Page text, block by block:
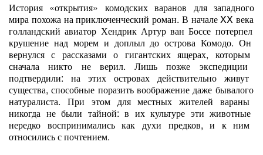
История «открытия» комодскихваранов длязападного
мира похожанаприключенческий роман. В началеXX века
голландский авиатор ХендрикАртурван Боссе потерпел
крушение надмореми доплылдо острова Комодо. Он
вернулся с рассказами о гигантскихящерах, которым
сначала никто неверил. Лишь позже экспедиции
подтвердили: на этих островах действительно живут
существа, способные поразитьвоображение даже бывалого
натуралиста. При этомдляместных жителей вараны
никогда небыли тайной: в ихкультуре эти животные
нередко воспринималиськак духи предков, и кним
относилисьспочтением.